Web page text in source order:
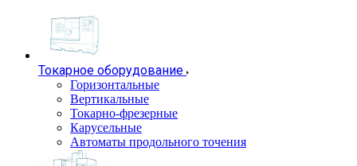
Токарное оборудование
Горизонтальные
Вертикальные
Токарно-фрезерные
Карусельные
Автоматы продольного точения